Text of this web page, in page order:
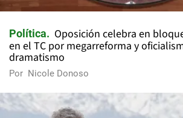
Política
Oposición celebra en
en el TC por megarreforma y
dramatismo
Por Nicole Donoso